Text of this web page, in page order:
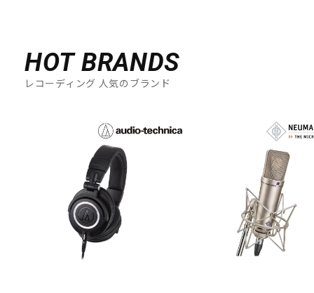
HOT BRANDS
レコーディング 人気のブランド